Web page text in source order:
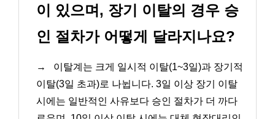
이 있으며, 장기 이탈의 경우 승
인 절차가 어떻게 달라지나요?
→
이탈계는 크게 일시적 이탈(1~3일)과 장기적
이탈(3일 초과)로 나뉩니다. 3일 이상 장기 이탈
시에는 일반적인 사유보다 승인 절차가 더 까다